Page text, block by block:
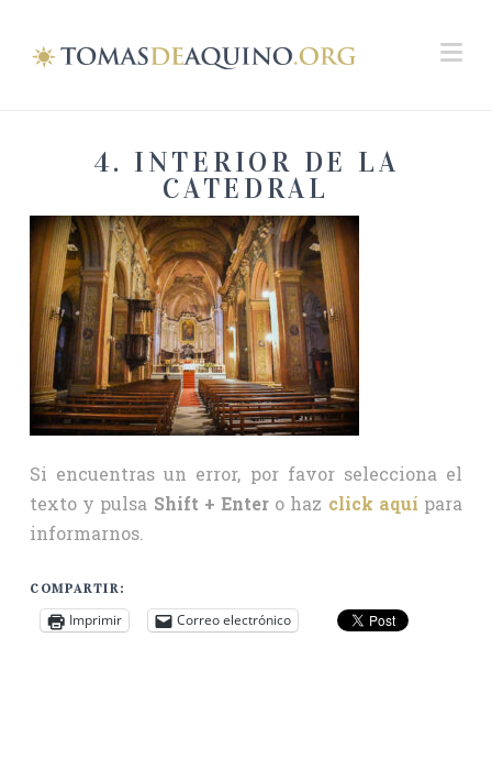
4. INTERIOR DE LA
CATEDRAL
Si encuentras un error, por favor selecciona el
texto y pulsa Shift + Enter o haz click aquí para
informarnos.
COMPARTIR:
Imprimir Correo electrónico